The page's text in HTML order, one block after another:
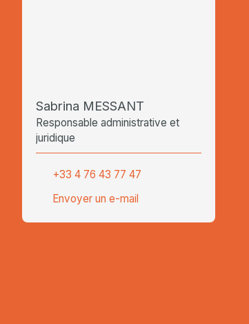
Sabrina MESSANT
Responsable administrative et
juridique
+33 4 76 43 77 47
Envoyer un e-mail